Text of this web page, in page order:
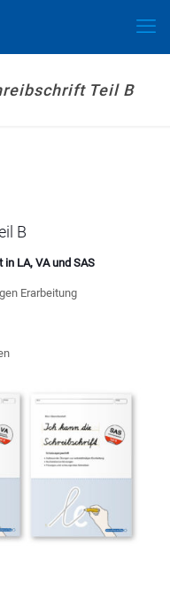
Teil B
B
LA, VA und SAS
Erarbeitung